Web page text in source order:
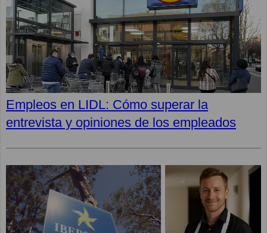
Empleos en LIDL: Cómo superar la
entrevista y opiniones de los empleados